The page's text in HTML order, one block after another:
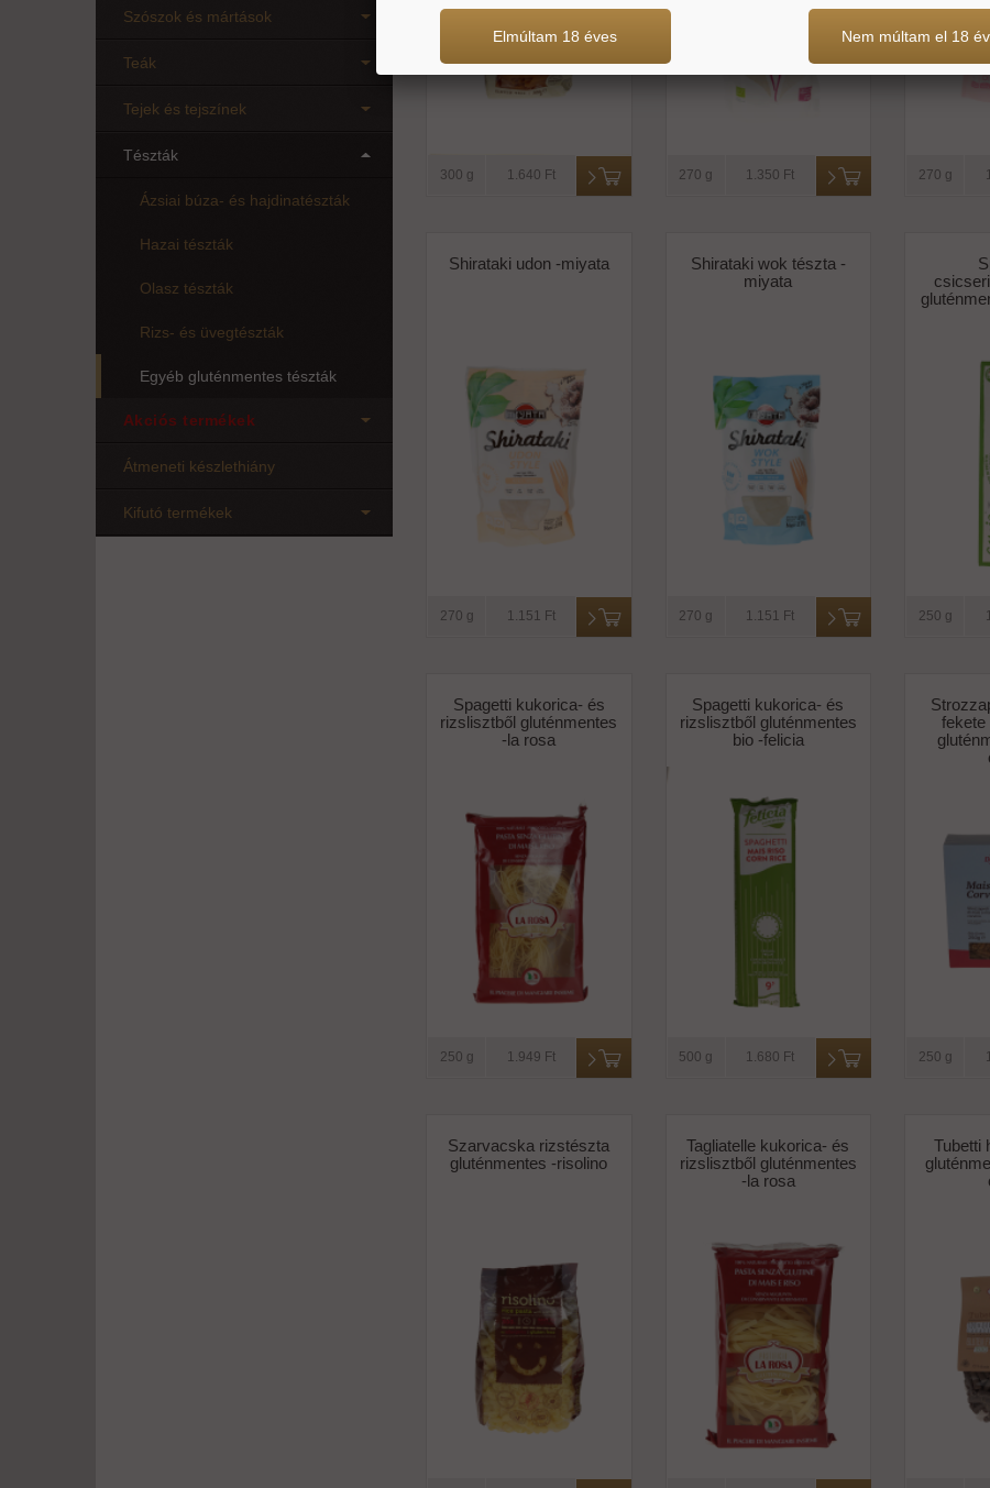
Szószok és mártások
Teák
Tejek és tejszínek
Tészták
Ázsiai búza- és hajdinatészták
Hazai tészták
Olasz tészták
Rizs- és üvegtészták
Egyéb gluténmentes tészták
Akciós termékek
Átmeneti készlethiány
Kifutó termékek
300 g 1.640 Ft 270 g 1.350 Ft 270 g
Shirataki udon -miyata
270 g 1.151 Ft
Shirataki wok tészta -
miyata
270 g 1.151 Ft 250 g
Spagetti kukorica- és
rizslisztből gluténmentes
-la rosa
250 g 1.949 Ft
Spagetti kukorica- és
rizslisztből gluténmentes
bio -felicia
500 g 1.680 Ft
fekete
250 g
Szarvacska rizstészta
gluténmentes -risolino
Tagliatelle kukorica- és
rizslisztből gluténmentes
-la rosa
Tubetti
Elmúltam 18 éves Nem múltam el 18